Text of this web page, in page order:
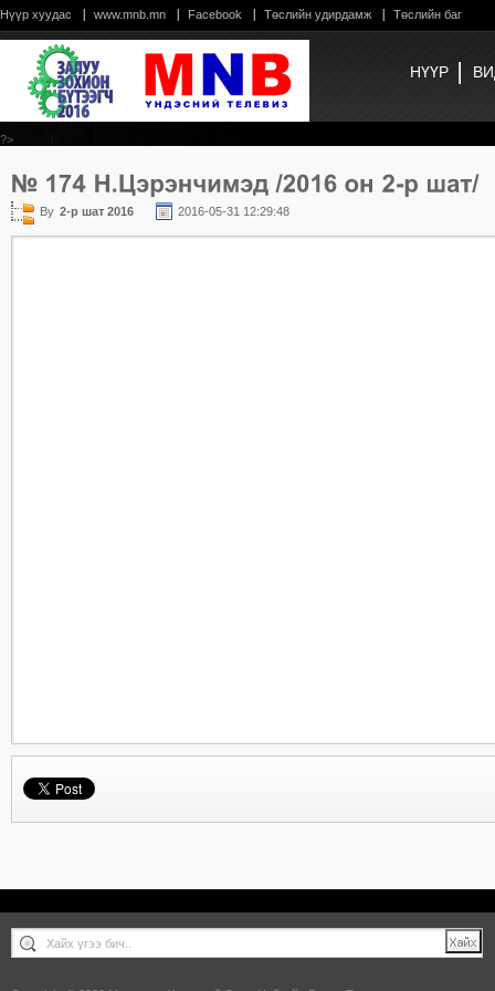
Нүүр хуудас www.mnb.mn Facebook Төслийн удирдамж Төслийн баг
НҮҮР
?>
By 2-р шат 2016 2016-05-31 12:29:48